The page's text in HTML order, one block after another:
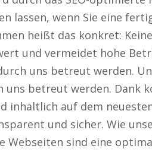
lassen, wenn Sie eine
heißt das konkret:
und vermeidet hohe
uns betreut werden.
uns betreut werden. Dank
inhaltlich auf dem
und sicher. Wie
Webseiten sind eine